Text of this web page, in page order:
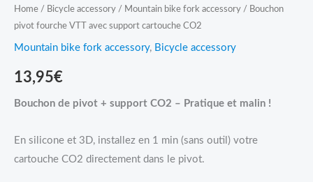
Home / Bicycle accessory / Mountain bike fork accessory / Bouchon
pivot fourche VTT avec support cartouche CO2
Mountain bike fork accessory, Bicycle accessory
13,95€
Bouchon de pivot + support CO2 – Pratique et malin !
En silicone et 3D, installez en 1 min (sans outil) votre
cartouche CO2 directement dans le pivot.